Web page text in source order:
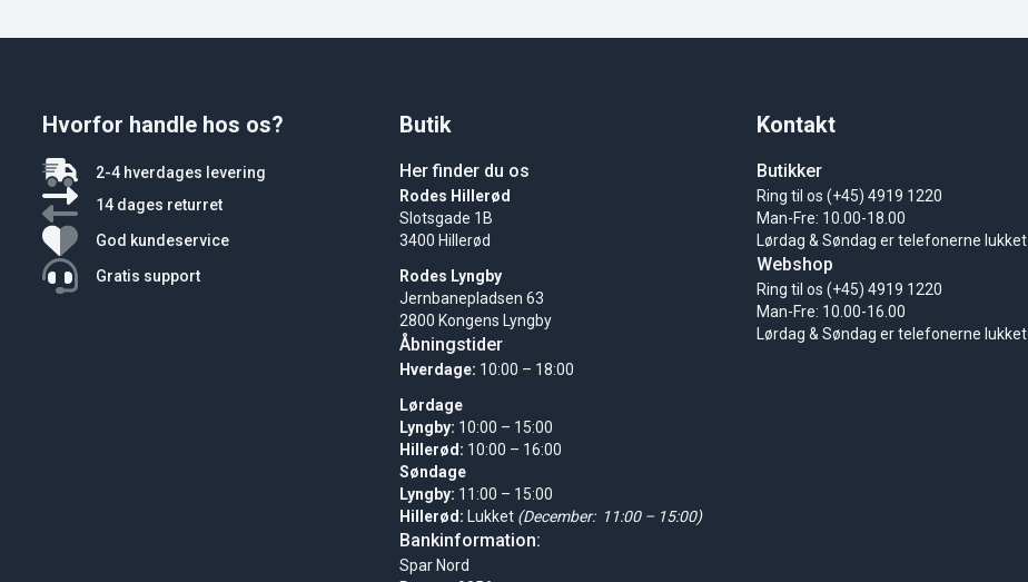
Butik
Her finder du os
Rodes Hillerød
Slotsgade 1B
3400 Hillerød
Rodes Lyngby
Jernbanepladsen 63
2800 Kongens Lyngby
Åbningstider
Hverdage: 10:00 – 18:00
Lørdage
Lyngby: 10:00 – 15:00
Hillerød: 10:00 – 16:00
Søndage
Lyngby: 11:00 – 15:00
Hillerød: Lukket (December: 11:00 – 15:00)
Bankinformation:
Spar Nord
Kontakt
Butikker
Ring til os (+45) 4919 1220
Man-Fre: 10.00-18.00
Lørdag & Søndag er telefonerne lukket
Webshop
Ring til os (+45) 4919 1220
Man-Fre: 10.00-16.00
Lørdag & Søndag er telefonerne lukket
Hvorfor handle hos os?
2-4 hverdages levering
14 dages returret
God kundeservice
Gratis support